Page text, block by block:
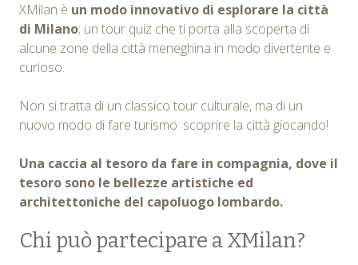
XMilan è un modo innovativo di esplorare la città
di Milano; un tour quiz che ti porta alla scoperta di
alcune zone della città meneghina in modo divertente e
curioso.
Non si tratta di un classico tour culturale, ma di un
nuovo modo di fare turismo: scoprire la città giocando!
Una caccia al tesoro da fare in compagnia, dove il
tesoro sono le bellezze artistiche ed
architettoniche del capoluogo lombardo.
Chi può partecipare a XMilan?